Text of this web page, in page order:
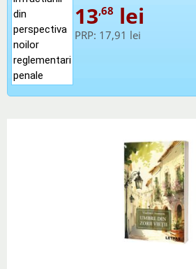
13,68 lei
PRP: 17,91 lei